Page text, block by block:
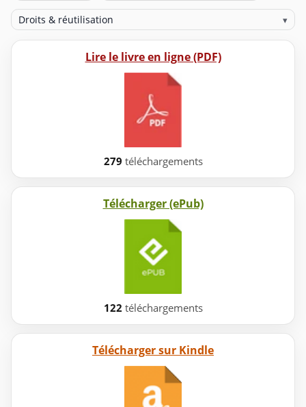
Droits & réutilisation ▾
Lire le livre en ligne (PDF)
279 téléchargements
Télécharger (ePub)
122 téléchargements
Télécharger sur Kindle